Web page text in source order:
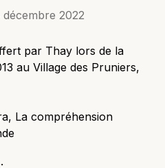
décembre 2022
par Thay lors de la
au Village des Pruniers,
La compréhension